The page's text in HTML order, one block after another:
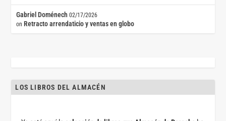
Gabriel Doménech 02/17/2026
on Retracto arrendaticio y ventas en globo
LOS LIBROS DEL ALMACÉN